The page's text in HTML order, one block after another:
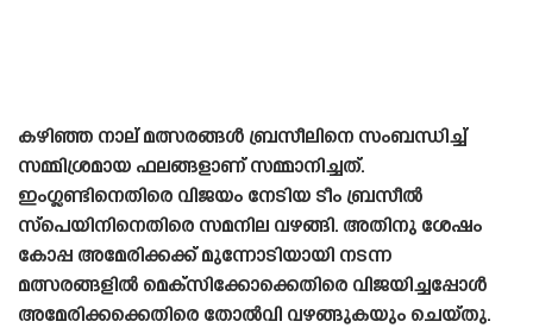
കഴിഞ്ഞ നാല് മത്സരങ്ങൾ ബ്രസീലിനെ സംബന്ധിച്ച്
സമ്മിശ്രമായ ഫലങ്ങളാണ് സമ്മാനിച്ചത്.
ഇംഗ്ലണ്ടിനെതിരെ വിജയം നേടിയ ടീം ബ്രസീൽ
സ്പെയിനിനെതിരെ സമനില വഴങ്ങി. അതിനു ശേഷം
കോപ്പ അമേരിക്കക്ക് മുന്നോടിയായി നടന്ന
മത്സരങ്ങളിൽ മെക്‌സിക്കോക്കെതിരെ വിജയിച്ചപ്പോൾ
അമേരിക്കക്കെതിരെ തോൽവി വഴങ്ങുകയും ചെയ്‌തു.